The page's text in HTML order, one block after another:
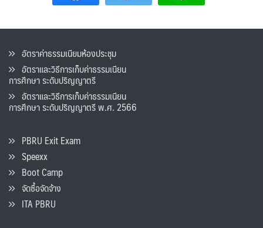
อัตราค่าธรรมเนียมห้องประชุม
อัตราและวิธีการเก็บค่าธรรมเนียน
การศึกษา ระดับปริญญาตรี
อัตราและวิธีการเก็บค่าธรรมเนียน
การศึกษา ระดับปริญญาตรี พ.ศ. 2566
PBRU Exit Exam
Speexx
Boot Camp
จัดซื้อจัดจ้าง
ITA PBRU